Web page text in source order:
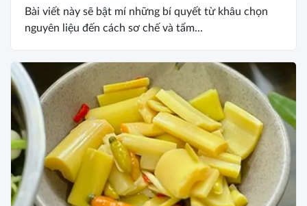
Bài viết này sẽ bật mí những bí quyết từ khâu chọn
nguyên liệu đến cách sơ chế và tẩm...